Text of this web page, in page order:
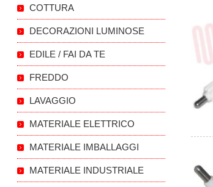
COTTURA
DECORAZIONI LUMINOSE
EDILE / FAI DA TE
FREDDO
LAVAGGIO
MATERIALE ELETTRICO
MATERIALE IMBALLAGGI
MATERIALE INDUSTRIALE